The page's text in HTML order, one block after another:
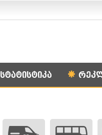
სტატისტიკა